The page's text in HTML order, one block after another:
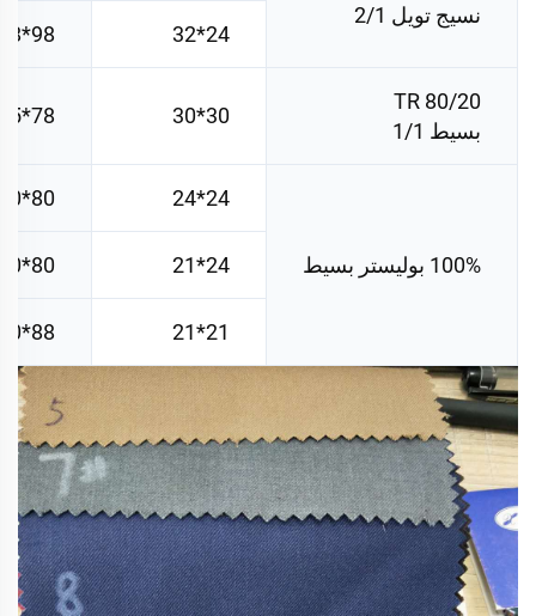
نسيج تويل 2/1
24*32
98*88
TR 80/20
بسيط 1/1
30*30
78*75
100% بوليستر بسيط
24*24
80*60
24*21
80*60
21*21
88*60